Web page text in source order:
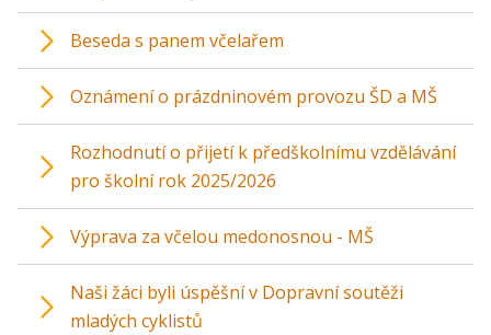
Beseda s panem včelařem
Oznámení o prázdninovém provozu ŠD a MŠ
Rozhodnutí o přijetí k předškolnímu vzdělávání
pro školní rok 2025/2026
Výprava za včelou medonosnou - MŠ
Naši žáci byli úspěšní v Dopravní soutěži
mladých cyklistů